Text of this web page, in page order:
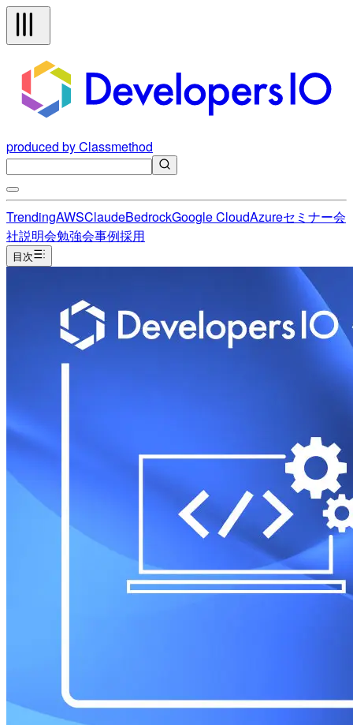
produced by Classmethod
TrendingAWSClaudeBedrockGoogle CloudAzureセミナー会
社説明会勉強会事例採用
目次